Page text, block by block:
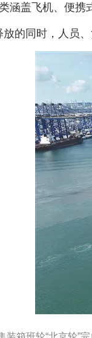
涵盖飞机、便携
的同时，人员